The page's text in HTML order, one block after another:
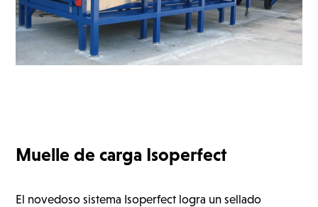
Muelle de carga Isoperfect
El novedoso sistema Isoperfect logra un sellado